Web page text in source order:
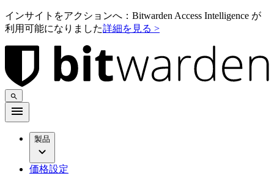
インサイトをアクションへ：Bitwarden Access Intelligence が
利用可能になりました詳細を見る >
製品
価格設定